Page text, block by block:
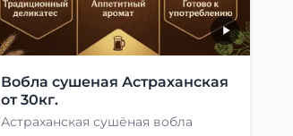
Вобла сушеная Астраханская
от 30кг.
Астраханская сушёная вобла